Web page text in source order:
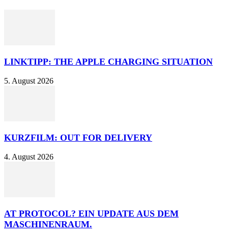
LINKTIPP: THE APPLE CHARGING SITUATION
5. August 2026
KURZFILM: OUT FOR DELIVERY
4. August 2026
AT PROTOCOL? EIN UPDATE AUS DEM
MASCHINENRAUM.